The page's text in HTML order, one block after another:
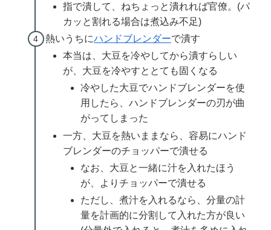
指で潰して、ねちょっと潰れれば官僚。(パ
カッと割れる場合は煮込み不足)
熱いうちにハンドブレンダーで潰す
本当は、大豆を冷やしてから潰すらしい
が、大豆を冷やすととても固くなる
冷やした大豆でハンドブレンダーを使
用したら、ハンドブレンダーの刃が曲
がってしまった
一方、大豆を熱いままなら、容易にハンド
ブレンダーのチョッパーで潰せる
なお、大豆と一緒に汁を入れたほう
が、よりチョッパーで潰せる
ただし、煮汁を入れるなら、分量の計
量を計画的に分割して入れた方が良い